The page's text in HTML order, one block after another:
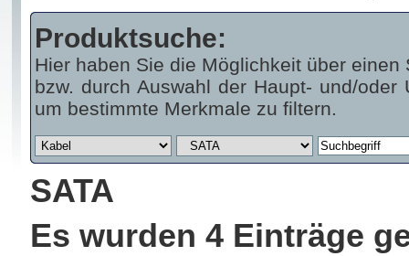
Produktsuche:
Hier haben Sie die Möglichkeit über
bzw. durch Auswahl der Haupt- und/
um bestimmte Merkmale zu filtern.
SATA
Es wurden 4 Einträge